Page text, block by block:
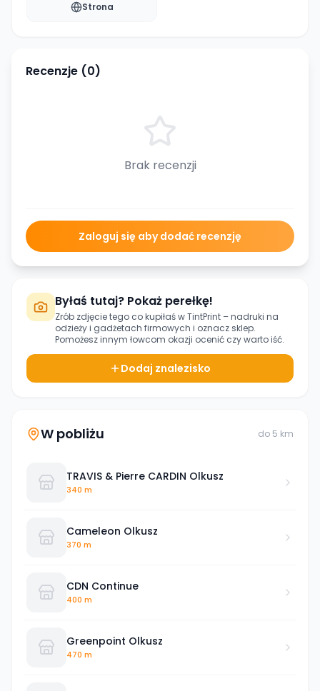
Strona
Recenzje (0)
Brak recenzji
Zaloguj się aby dodać recenzję
Byłaś tutaj? Pokaż perełkę!
Zrób zdjęcie tego co kupiłaś wTintPrint – nadruki na
odzieży i gadżetach firmowych i oznacz sklep.
Pomożesz innym łowcom okazji ocenić czy warto iść.
Dodaj znalezisko
W pobliżu do 5 km
TRAVIS & Pierre CARDIN Olkusz
340 m
Cameleon Olkusz
370 m
CDN Continue
400 m
Greenpoint Olkusz
470 m